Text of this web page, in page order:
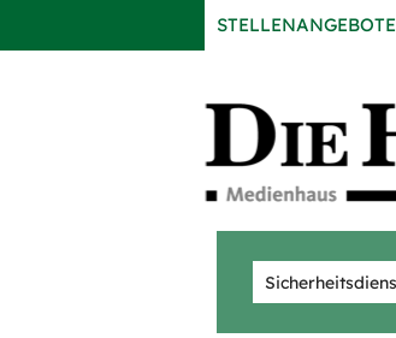
STELLENANGEBOTE